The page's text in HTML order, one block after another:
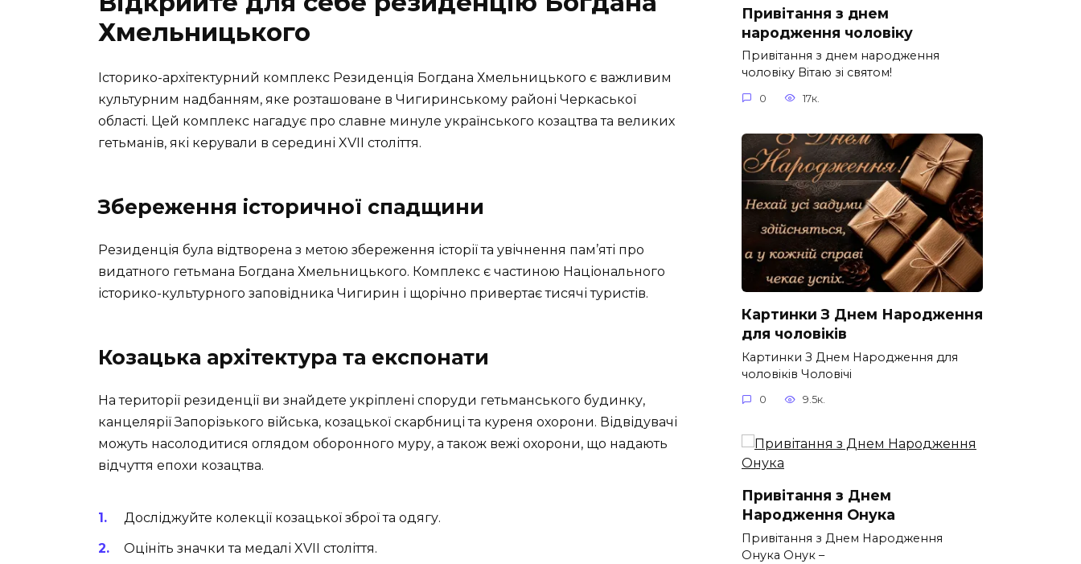
Хмельницького
Історико-архітектурний комплекс Резиденція Богдана Хмельницького є важливим
культурним надбанням, яке розташоване в Чигиринському районі Черкаської
області. Цей комплекс нагадує про славне минуле українського козацтва та великих
гетьманів, які керували в середині XVII століття.
Збереження історичної спадщини
Резиденція була відтворена з метою збереження історії та увічнення пам’яті про
видатного гетьмана Богдана Хмельницького. Комплекс є частиною Національного
історико-культурного заповідника Чигирин і щорічно привертає тисячі туристів.
Козацька архітектура та експонати
На території резиденції ви знайдете укріплені споруди гетьманського будинку,
канцелярії Запорізького війська, козацької скарбниці та куреня охорони. Відвідувачі
можуть насолодитися оглядом оборонного муру, а також вежі охорони, що надають
відчуття епохи козацтва.
Досліджуйте колекції козацької зброї та одягу.
Оцініть значки та медалі XVII століття.
Привітання з днем
народження чоловіку
Привітання з днем народження
чоловіку Вітаю зі святом!
0 17к.
Картинки З Днем Народження
для чоловіків​
Картинки З Днем Народження для
чоловіків​ Чоловічі
0 9.5к.
Привітання з Днем
Народження Онука
Привітання з Днем Народження
Онука Онук –